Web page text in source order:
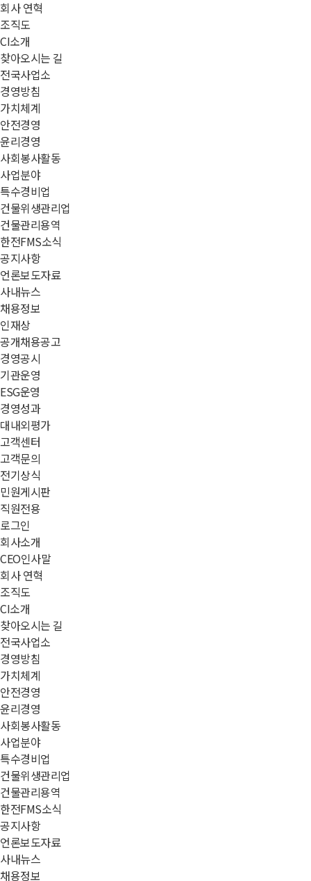
회사 연혁
조직도
CI소개
찾아오시는 길
전국사업소
경영방침
가치체계
안전경영
윤리경영
사회봉사활동
사업분야
특수경비업
건물위생관리업
건물관리용역
한전FMS소식
공지사항
언론보도자료
사내뉴스
채용정보
인재상
공개채용공고
경영공시
기관운영
ESG운영
경영성과
대내외평가
고객센터
고객문의
전기상식
민원게시판
직원전용
로그인
회사소개
CEO인사말
회사 연혁
조직도
CI소개
찾아오시는 길
전국사업소
경영방침
가치체계
안전경영
윤리경영
사회봉사활동
사업분야
특수경비업
건물위생관리업
건물관리용역
한전FMS소식
공지사항
언론보도자료
사내뉴스
채용정보